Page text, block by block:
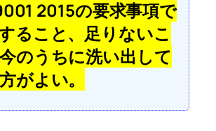
2015の要求事項で
ること、足りないこ
のうちに洗い出して
がよい。